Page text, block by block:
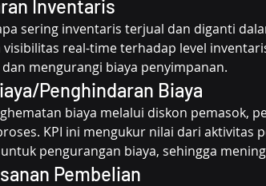
Inventaris
sering inventaris terjual dan diganti
visibilitas real-time terhadap level
mengurangi biaya penyimpanan.
Penghindaran Biaya
biaya melalui diskon pemasok,
KPI ini mengukur nilai dari aktivitas
pengurangan biaya, sehingga
Pembelian